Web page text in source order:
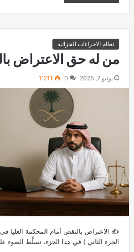
نظام الاجراءات الجزائيه
من له حق الاعتراض
يونيو 7, 2025 0 1٬211
✍️ الاعتراض بالنقض أمام المحكمة العليا
الجزء الثاني ) في هذا الجزء، نسلِّط الضوء